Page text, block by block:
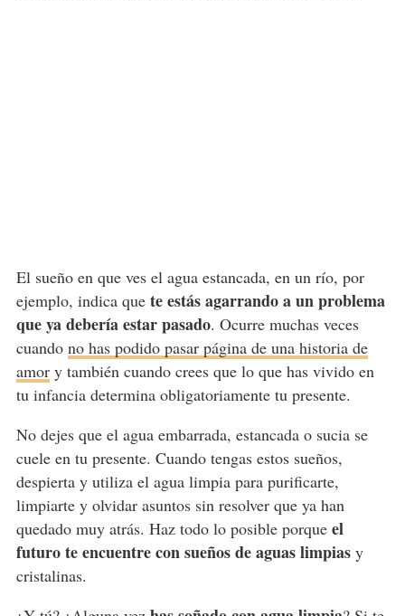
El sueño en que ves el agua estancada, en un río, por
ejemplo, indica quete estás agarrando a un problema
que ya debería estar pasado. Ocurre muchas veces
cuando no has podido pasar página de una historia de
amory también cuando crees que lo que has vivido en
tu infancia determina obligatoriamente tu presente.
No dejes que el agua embarrada, estancada o sucia se
cuele en tu presente. Cuando tengas estos sueños,
despierta y utiliza el agua limpia para purificarte,
limpiarte y olvidar asuntos sin resolver que ya han
quedado muy atrás. Haz todo lo posible porque el
futuro te encuentre con sueños de aguas limpiasy
cristalinas.